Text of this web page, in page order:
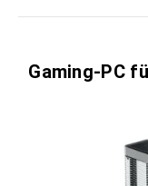
Gaming-PC